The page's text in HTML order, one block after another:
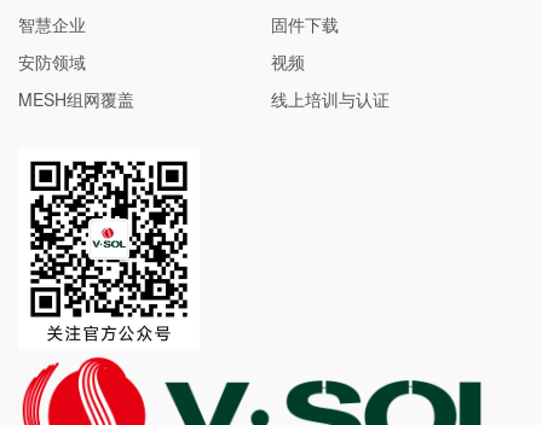
智慧企业
安防领域
MESH组网覆盖
固件下载
视频
线上培训与认证